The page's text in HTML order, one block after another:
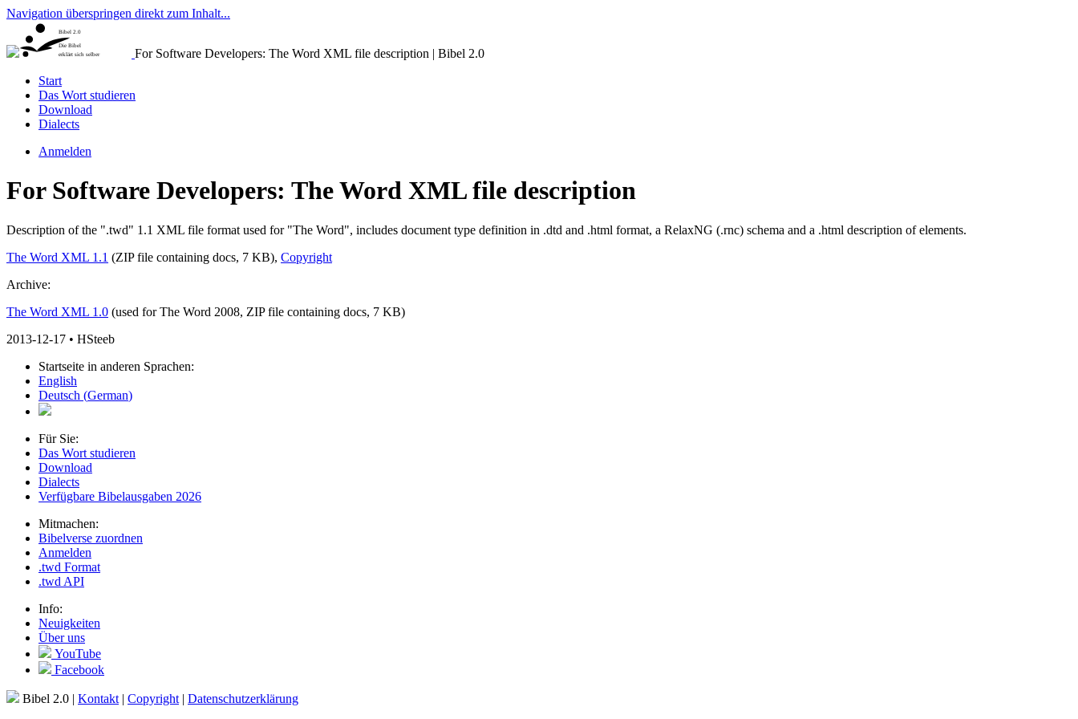
Navigation überspringen direkt zum Inhalt...
Bibel 2.0
Die Bibel
erklärt sich selber
For Software Developers: The Word XML file description | Bibel 2.0
Start
Das Wort studieren
Download
Dialects
Anmelden
For Software Developers: The Word XML file description
Description of the ".twd" 1.1 XML file format used for "The Word", includes document type definition in .dtd and .html format, a RelaxNG (.rnc) schema and a .html description of elements.
The Word XML 1.1 (ZIP file containing docs, 7 KB), Copyright
Archive:
The Word XML 1.0 (used for The Word 2008, ZIP file containing docs, 7 KB)
2013-12-17 • HSteeb
Startseite in anderen Sprachen:
English
Deutsch (German)
Für Sie:
Das Wort studieren
Download
Dialects
Verfügbare Bibelausgaben 2026
Mitmachen:
Bibelverse zuordnen
Anmelden
.twd Format
.twd API
Info:
Neuigkeiten
Über uns
YouTube
Facebook
Bibel 2.0 | Kontakt | Copyright | Datenschutzerklärung